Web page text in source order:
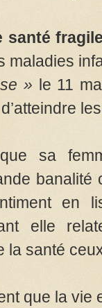
santé
maladies
» le 11
sa
en
elle
santé
que la vie